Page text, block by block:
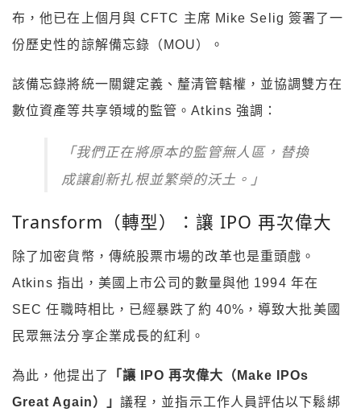
布，他已在上個月與 CFTC 主席 Mike Selig 簽署了一
份歷史性的諒解備忘錄（MOU）。
該備忘錄將統一關鍵定義、釐清管轄權，並協調雙方在
數位資產等共享領域的監管。Atkins 強調：
「我們正在將原本的監管無人區，替換
成讓創新扎根並繁榮的沃土。」
Transform（轉型）：讓 IPO 再次偉大
除了加密貨幣，傳統股票市場的改革也是重頭戲。
Atkins 指出，美國上市公司的數量與他 1994 年在
SEC 任職時相比，已經暴跌了約 40%，導致大批美國
民眾無法分享企業成長的紅利。
為此，他提出了
「讓 IPO 再次偉大（Make IPOs
Great Again）」 議程，並指示工作人員評估以下鬆綁